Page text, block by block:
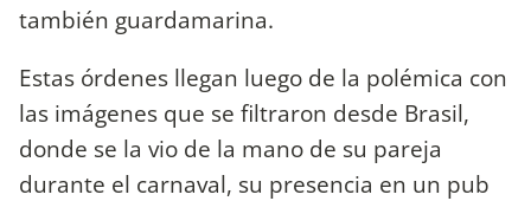
también guardamarina.
Estas órdenes llegan luego de la polémica con
las imágenes que se filtraron desde Brasil,
donde se la vio de la mano de su pareja
durante el carnaval, su presencia en un pub